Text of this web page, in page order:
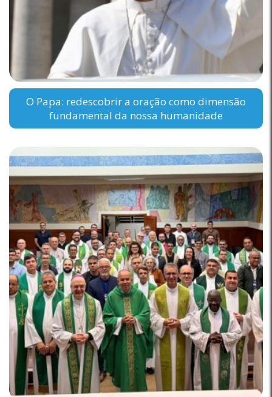
O Papa: redescobrir a oração como dimensão
fundamental da nossa humanidade